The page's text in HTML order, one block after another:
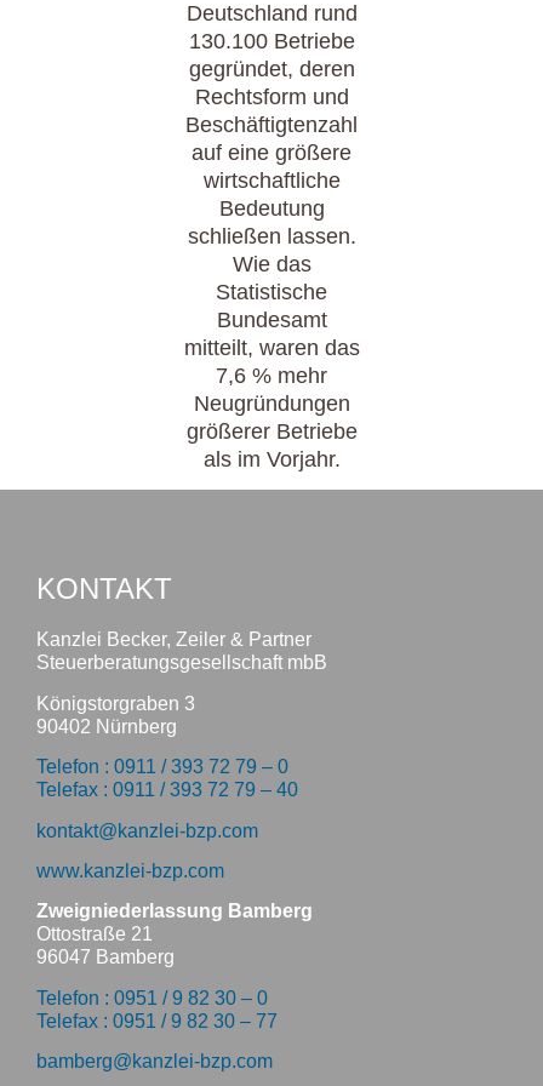
Deutschland rund
130.100 Betriebe
gegründet, deren
Rechtsform und
Beschäftigtenzahl
auf eine größere
wirtschaftliche
Bedeutung
schließen lassen.
Wie das
Statistische
Bundesamt
mitteilt, waren das
7,6 % mehr
Neugründungen
größerer Betriebe
als im Vorjahr.
KONTAKT
Kanzlei Becker, Zeiler & Partner
Steuerberatungsgesellschaft mbB
Königstorgraben 3
90402 Nürnberg
Telefon : 0911 / 393 72 79 – 0
Telefax : 0911 / 393 72 79 – 40
kontakt@kanzlei-bzp.com
www.kanzlei-bzp.com
Zweigniederlassung Bamberg
Ottostraße 21
96047 Bamberg
Telefon : 0951 / 9 82 30 – 0
Telefax : 0951 / 9 82 30 – 77
bamberg@kanzlei-bzp.com